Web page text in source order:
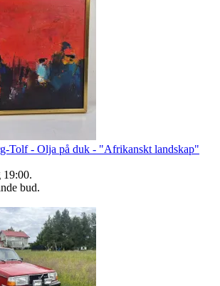
Tolf - Olja på duk - "Afrikanskt landskap"
19:00.
bud.